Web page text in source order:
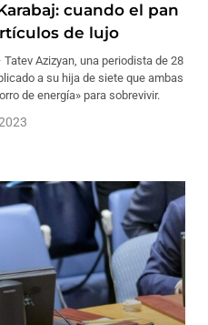
cuando el pan
de lujo
Tatev Azizyan, una periodista de 28
a su hija de siete que ambas
de energía» para sobrevivir.